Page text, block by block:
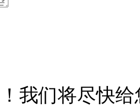
我们将尽快